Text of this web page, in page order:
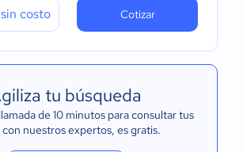
costo Cotizar
tu búsqueda
de 10 minutos para consultar tus
con nuestros expertos, es gratis.